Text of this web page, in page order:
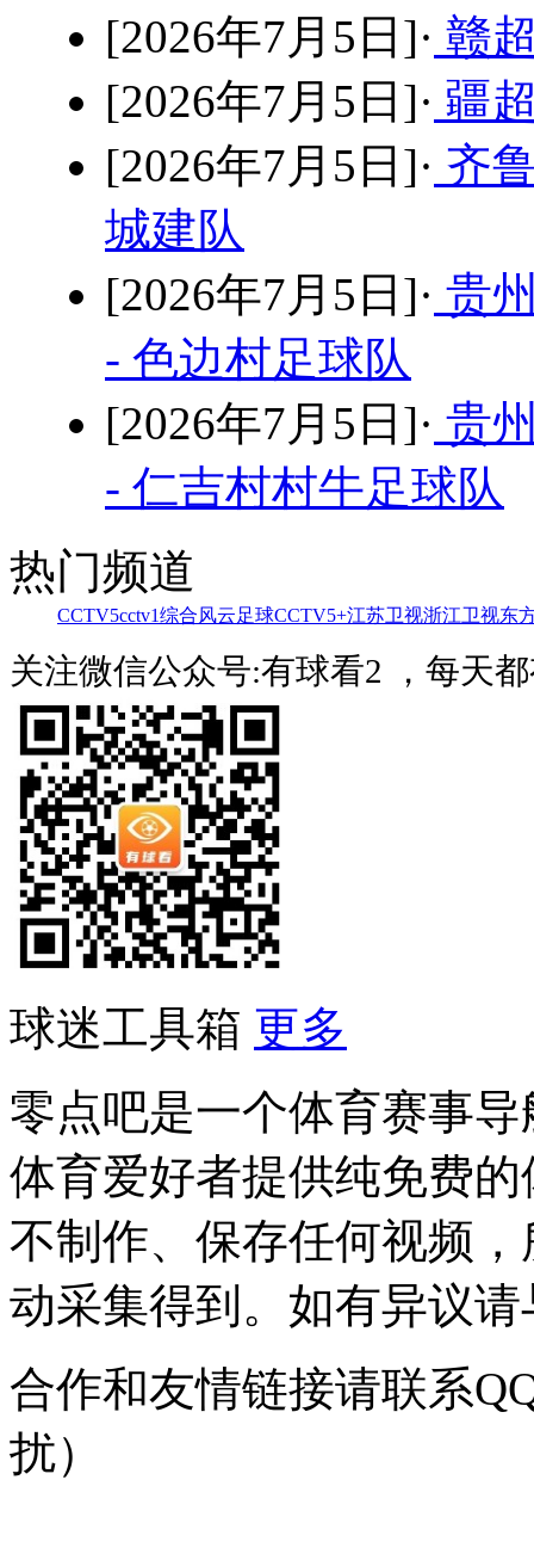
[2026年7月5日]· 赣
[2026年7月5日]· 疆
[2026年7月5日]· 齐
城建队
[2026年7月5日]· 贵
- 色边村足球队
[2026年7月5日]· 贵
- 仁吉村村牛足球队
热门频道
CCTV5cctv1综合风云足球CCTV5+江苏卫视浙江卫视东
关注微信公众号:有球看2 ，每天
球迷工具箱 更多
零点吧是一个体育赛事
体育爱好者提供纯免费
不制作、保存任何视频
动采集得到。如有异议
合作和友情链接请联系
扰）